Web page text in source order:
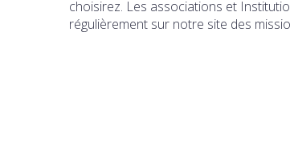
choisirez. Les associations et
régulièrement sur notre site des